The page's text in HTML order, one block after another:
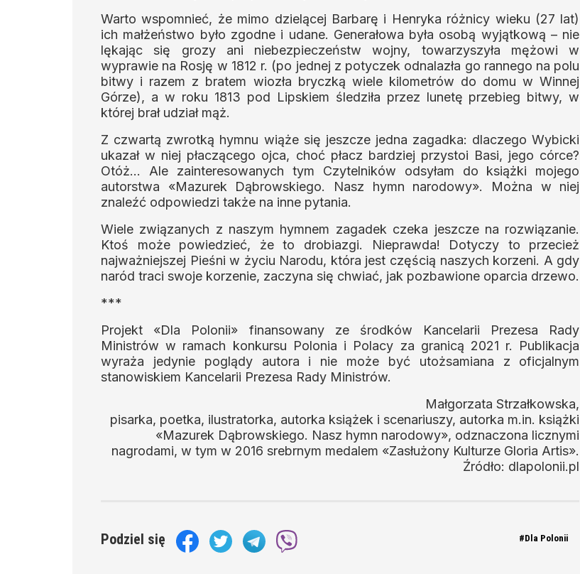
Warto wspomnieć, że mimo dzielącej Barbarę i Henryka różnicy wieku (27 lat)
ich małżeństwo było zgodne i udane. Generałowa była osobą wyjątkową – nie
lękając się grozy ani niebezpieczeństw wojny, towarzyszyła mężowi w
wyprawie na Rosję w 1812 r. (po jednej z potyczek odnalazła go rannego na polu
bitwy i razem z bratem wiozła bryczką wiele kilometrów do domu w Winnej
Górze), a w roku 1813 pod Lipskiem śledziła przez lunetę przebieg bitwy, w
której brał udział mąż.
Z czwartą zwrotką hymnu wiąże się jeszcze jedna zagadka: dlaczego Wybicki
ukazał w niej płaczącego ojca, choć płacz bardziej przystoi Basi, jego córce?
Otóż… Ale zainteresowanych tym Czytelników odsyłam do książki mojego
autorstwa «Mazurek Dąbrowskiego. Nasz hymn narodowy». Można w niej
znaleźć odpowiedzi także na inne pytania.
Wiele związanych z naszym hymnem zagadek czeka jeszcze na rozwiązanie.
Ktoś może powiedzieć, że to drobiazgi. Nieprawda! Dotyczy to przecież
najważniejszej Pieśni w życiu Narodu, która jest częścią naszych korzeni. A gdy
naród traci swoje korzenie, zaczyna się chwiać, jak pozbawione oparcia drzewo.
***
Projekt «Dla Polonii» finansowany ze środków Kancelarii Prezesa Rady
Ministrów w ramach konkursu Polonia i Polacy za granicą 2021 r. Publikacja
wyraża jedynie poglądy autora i nie może być utożsamiana z oficjalnym
stanowiskiem Kancelarii Prezesa Rady Ministrów.
Małgorzata Strzałkowska,
pisarka, poetka, ilustratorka, autorka książek i scenariuszy, autorka m.in. książki
«Mazurek Dąbrowskiego. Nasz hymn narodowy», odznaczona licznymi
nagrodami, w tym w 2016 srebrnym medalem «Zasłużony Kulturze Gloria Artis».
Źródło: dlapolonii.pl
Podziel się #Dla Polonii